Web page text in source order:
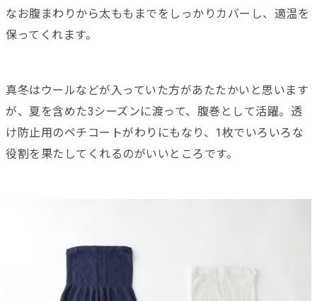
なお腹まわりから太ももまでをしっかりカバーし、適温を
保ってくれます。
真冬はウールなどが入っていた方があたたかいと思います
が、夏を含めた3シーズンに渡って、腹巻として活躍。透
け防止用のペチコートがわりにもなり、1枚でいろいろな
役割を果たしてくれるのがいいところです。